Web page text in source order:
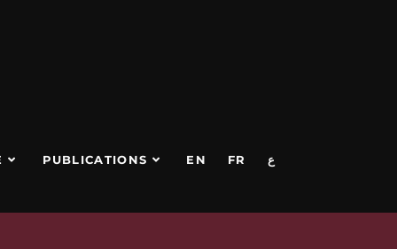
PUBLICATIONS EN FR ع